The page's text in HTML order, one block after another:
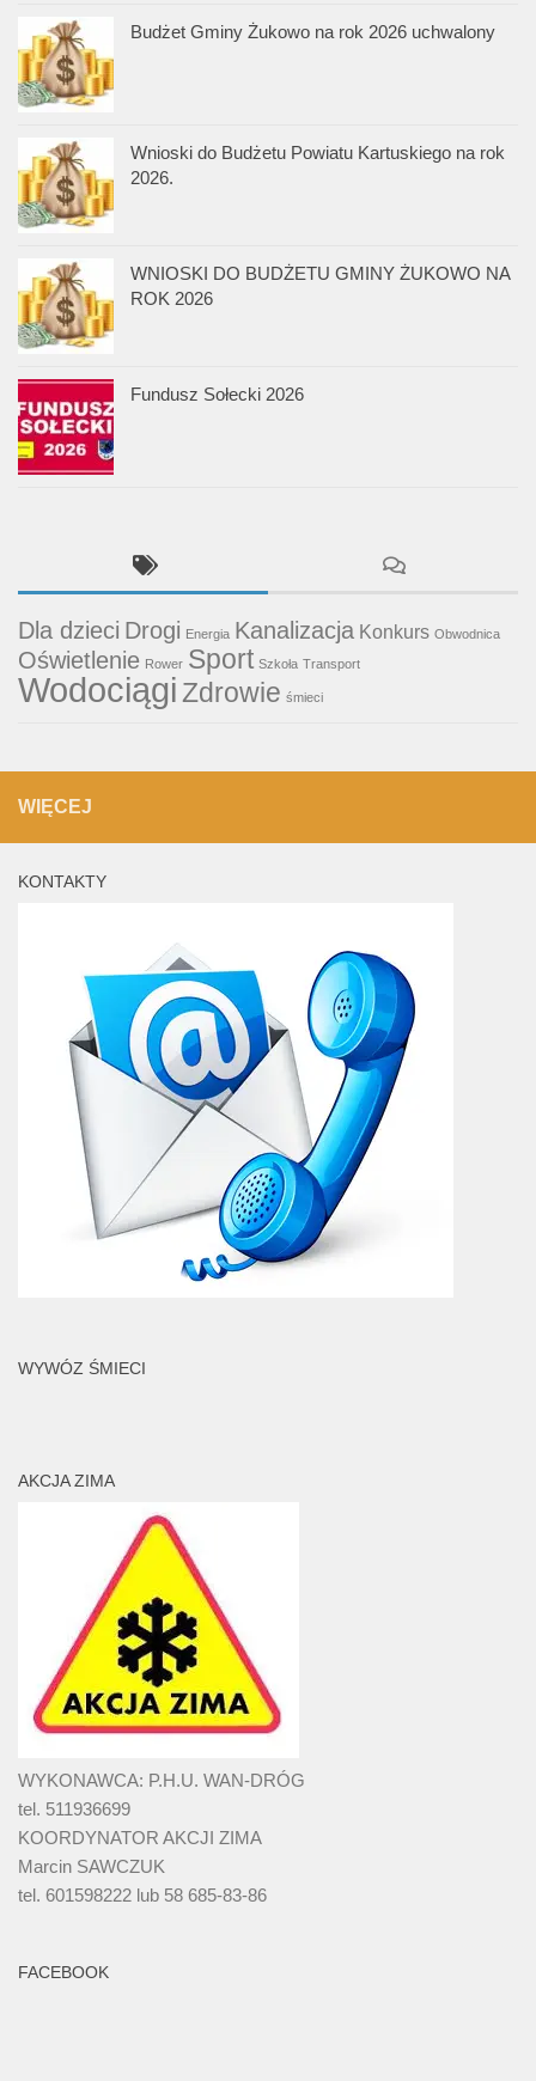
Budżet Gminy Żukowo na rok 2026 uchwalony
Wnioski do Budżetu Powiatu Kartuskiego na rok
2026.
WNIOSKI DO BUDŻETU GMINY ŻUKOWO NA
ROK 2026
Fundusz Sołecki 2026
Dla dzieci Drogi Energia Kanalizacja Konkurs Obwodnica
Oświetlenie Rower Sport Szkoła Transport
WodociągiZdrowie śmieci
WIĘCEJ
KONTAKTY
WYWÓZ ŚMIECI
AKCJA ZIMA
WYKONAWCA: P.H.U. WAN-DRÓG
tel. 511936699
KOORDYNATOR AKCJI ZIMA
Marcin SAWCZUK
tel. 601598222 lub 58 685-83-86
FACEBOOK